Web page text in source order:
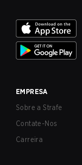
EMPRESA
Sobre a Strafe
Contate-Nos
Carreira